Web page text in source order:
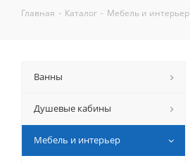
Главная - Каталог - Мебель и интерьер
Ванны
Душевые кабины
Мебель и интерьер